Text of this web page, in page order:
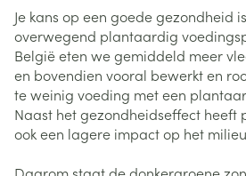
Je kans op een goede gezondheid
overwegend plantaardig
België eten we gemiddeld meer
en bovendien vooral bewerkt en
te weinig voeding met een
Naast het gezondheidseffect
ook een lagere impact op het